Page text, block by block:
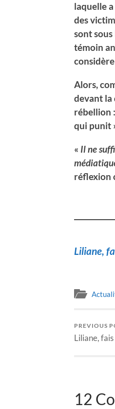
laquelle
des
sont
témoin
Alors,
devant la
rébellion
qui punit
« Il ne
réflexion
Liliane,
PREVIOUS
Liliane, fais
12